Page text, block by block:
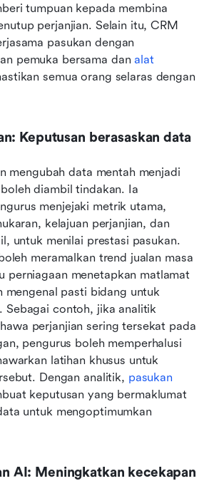
tumpuan kepada membina
perjanjian. Selain itu, CRM
pasukan dengan
pemuka bersama dan alat
semua orang selaras dengan
Keputusan berasaskan data
mengubah data mentah menjadi
diambil tindakan. Ia
menjejaki metrik utama,
kelajuan perjanjian, dan
untuk menilai prestasi pasukan.
meramalkan trend jualan masa
perniagaan menetapkan matlamat
mengenal pasti bidang untuk
Sebagai contoh, jika analitik
perjanjian sering tersekat pada
pengurus boleh memperhalusi
latihan khusus untuk
Dengan analitik, pasukan
keputusan yang bermaklumat
untuk mengoptimumkan
AI: Meningkatkan kecekapan